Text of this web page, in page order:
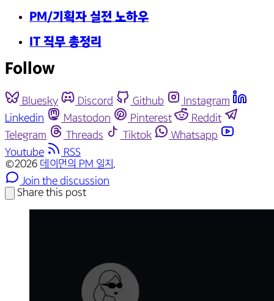
PM/기획자 실전 노하우
IT 직무 총정리
Follow
Bluesky Discord Github
Instagram
Linkedin
Mastodon Pinterest
Reddit
Telegram
Threads Tiktok
Whatsapp
Youtube
RSS
©2026 데이먼의 PM 일지 .
Join the discussion
Share this post